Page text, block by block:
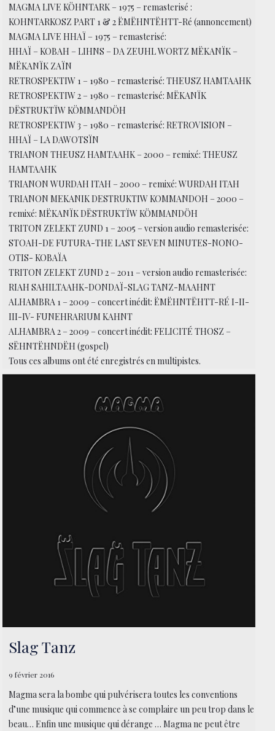
MAGMA LIVE KÖHNTARK – 1975 – remasterisé :
KOHNTARKOSZ PART 1 & 2 ËMËHNTËHTT-Ré (annoncement)
MAGMA LIVE HHAÏ – 1975 – remasterisé:
HHAÏ – KOBAH – LIHNS – DA ZEUHL WORTZ MËKANÏK –
MËKANÏK ZAÏN
RETROSPEKTIW 1 – 1980 – remasterisé: THEUSZ HAMTAAHK
RETROSPEKTIW 2 – 1980 – remasterisé: MËKANÏK
DËSTRUKTÏW KÖMMANDÖH
RETROSPEKTIW 3 – 1980 – remasterisé: RETROVISION –
HHAÏ – LA DAWOTSÏN
TRIANON THEUSZ HAMTAAHK – 2000 – remixé: THEUSZ
HAMTAAHK
TRIANON WURDAH ITAH – 2000 – remixé: WURDAH ITAH
TRIANON MEKANIK DESTRUKTIW KOMMANDOH – 2000 –
remixé: MËKANÏK DËSTRUKTÏW KÖMMANDÖH
TRITON ZELEKT ZUND 1 – 2005 – version audio remasterisée:
STOAH-DE FUTURA-THE LAST SEVEN MINUTES-NONO-
OTIS- KOBAÏA
TRITON ZELEKT ZUND 2 – 2011 – version audio remasterisée:
RIAH SAHILTAAHK-DONDAÏ-SLAG TANZ-MAAHNT
ALHAMBRA 1 – 2009 – concert inédit: ËMËHNTËHTT-RÉ I-II-
III-IV- FUNEHRARIUM KAHNT
ALHAMBRA 2 – 2009 – concert inédit: FELICITÉ THOSZ –
SËHNTËHNDËH (gospel)
Tous ces albums ont été enregistrés en multipistes.
Slag Tanz
9 février 2016
Magma sera la bombe qui pulvérisera toutes les conventions
d’une musique qui commence à se complaire un peu trop dans le
beau… Enfin une musique qui dérange … Magma ne peut être